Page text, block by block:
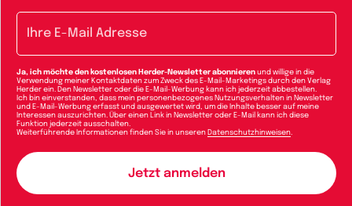
Ja, ich möchte den kostenlosen Herder-Newsletter abonnieren und willige in die
Verwendung meiner Kontaktdaten zum Zweck des E-Mail-Marketings durch den Verlag
Herder ein. Den Newsletter oder die E-Mail-Werbung kann ich jederzeit abbestellen.
Ich bin einverstanden, dass mein personenbezogenes Nutzungsverhalten in Newsletter
und E-Mail-Werbung erfasst und ausgewertet wird, um die Inhalte besser auf meine
Interessen auszurichten. Über einen Link in Newsletter oder E-Mail kann ich diese
Funktion jederzeit ausschalten.
Weiterführende Informationen finden Sie in unseren Datenschutzhinweisen